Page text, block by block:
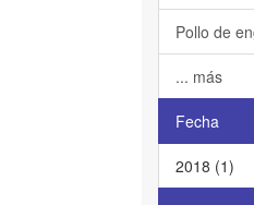
Pollo de
... más
Fecha
2018 (1)